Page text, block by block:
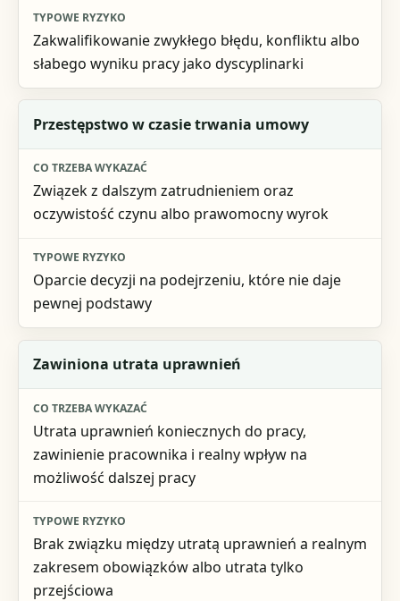
Zakwalifikowanie zwykłego błędu, konfliktu albo
słabego wyniku pracy jako dyscyplinarki
Przestępstwo w czasie trwania umowy
Związek z dalszym zatrudnieniem oraz
oczywistość czynu albo prawomocny wyrok
Oparcie decyzji na podejrzeniu, które nie daje
pewnej podstawy
Zawiniona utrata uprawnień
Utrata uprawnień koniecznych do pracy,
zawinienie pracownika i realny wpływ na
możliwość dalszej pracy
Brak związku między utratą uprawnień a realnym
zakresem obowiązków albo utrata tylko
przejściowa